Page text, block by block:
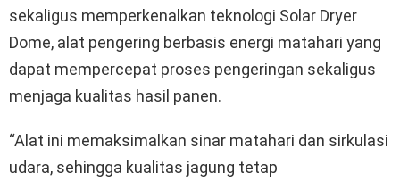
sekaligus memperkenalkan teknologi Solar Dryer
Dome, alat pengering berbasis energi matahari yang
dapat mempercepat proses pengeringan sekaligus
menjaga kualitas hasil panen.
“Alat ini memaksimalkan sinar matahari dan sirkulasi
udara, sehingga kualitas jagung tetap